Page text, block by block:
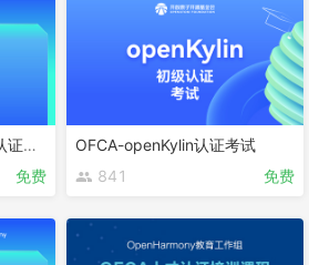
OFCA-openKylin工程师认证课程
免费
OFCA-openKylin认证考试
841
免费